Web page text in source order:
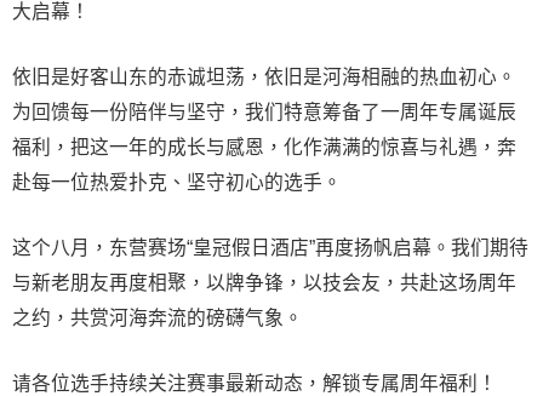
大启幕！
依旧是好客山东的赤诚坦荡，依旧是河海相融的热血初心。
为回馈每一份陪伴与坚守，我们特意筹备了一周年专属诞辰
福利，把这一年的成长与感恩，化作满满的惊喜与礼遇，奔
赴每一位热爱扑克、坚守初心的选手。
这个八月，东营赛场“皇冠假日酒店”再度扬帆启幕。我们期待
与新老朋友再度相聚，以牌争锋，以技会友，共赴这场周年
之约，共赏河海奔流的磅礴气象。
请各位选手持续关注赛事最新动态，解锁专属周年福利！